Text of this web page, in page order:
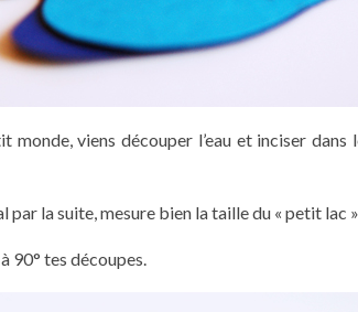
viens découper l’eau et inciser dans
la suite, mesure bien la taille du « petit lac
90° tes découpes.